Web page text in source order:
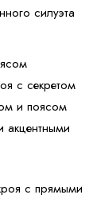
силуэта
с секретом
и поясом
акцентными
с прямыми